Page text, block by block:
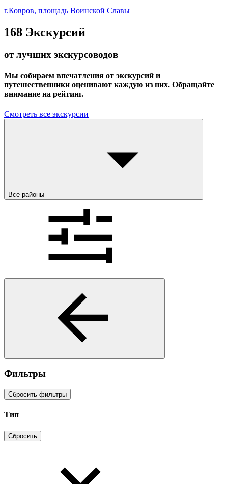
г.Ковров, площадь Воинской Славы
168 Экскурсий
от лучших экскурсоводов
Мы собираем впечатления от экскурсий и
путешественники оценивают каждую из них. Обращайте
внимание на рейтинг.
Смотреть все экскурсии
Все районы
Фильтры
Сбросить фильтры
Тип
Сбросить